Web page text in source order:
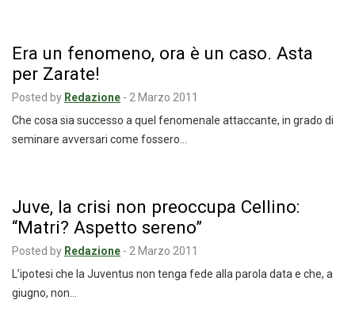
Era un fenomeno, ora è un caso. Asta
per Zarate!
Posted by Redazione - 2 Marzo 2011
Che cosa sia successo a quel fenomenale attaccante, in grado di
seminare avversari come fossero…
Juve, la crisi non preoccupa Cellino:
“Matri? Aspetto sereno”
Posted by Redazione - 2 Marzo 2011
L’ipotesi che la Juventus non tenga fede alla parola data e che, a
giugno, non…